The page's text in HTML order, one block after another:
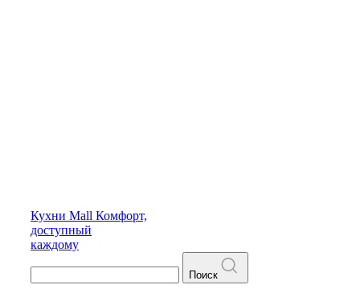
Кухни Mall Комфорт,
доступный
каждому
Поиск